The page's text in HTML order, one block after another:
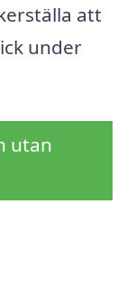
att
under
utan